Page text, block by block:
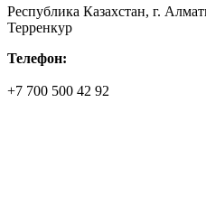
Республика Казахстан, г.
Терренкур
Телефон:
+7 700 500 42 92